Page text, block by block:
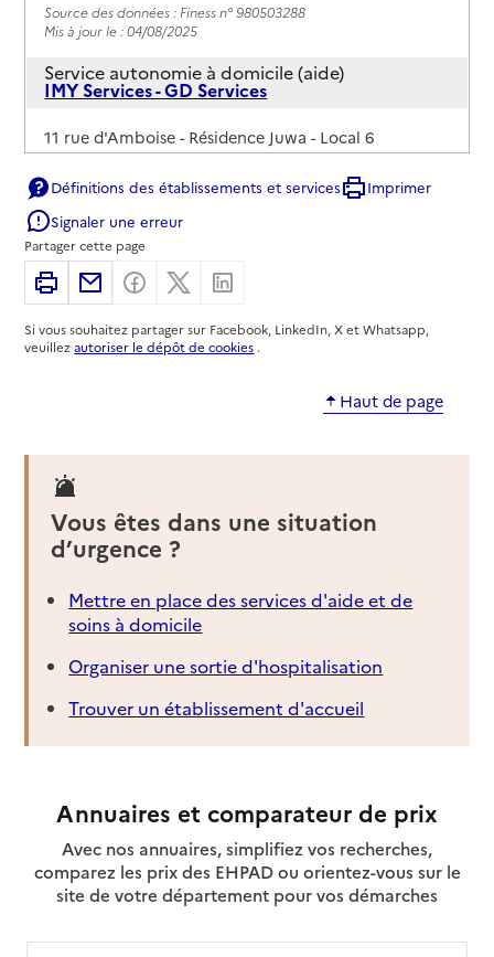
Source des données : Finess n° 980503288
Mis à jour le : 04/08/2025
Service autonomie à domicile (aide)
IMY Services - GD Services
Adresse
11 rue d'Amboise - Résidence Juwa - Local 6
02 69 61 97 92
Contact
Site internet
Rapport HAS
Source des données : Finess n° 980502108
Service autonomie à domicile (aide)
Adresse
Rue du Stade Cavani Bâtiment Manga Papaye
02 69 66 24 55
Rapport HAS
Voir la fiche
Source des données : Finess n° 980501910
Tifaki Zéma
Rue du Stade Chaufeli
97600-Mamoudzou
02 69 62 46 46
Contact
Définitions des établissements et services
Imprimer
Signaler une erreur
Partager cette page
ImprimerPartager par email
Partager sur Facebook
Partager sur X
Si vous souhaitez partager sur Facebook, LinkedIn, X et Whatsapp,
veuillezautoriser le dépôt de cookies .
Haut de page
Vous êtes dans une situation
d’urgence ?
Mettre en place des services d'aide et de
soins à domicile
Organiser une sortie d'hospitalisation
Trouver un établissement d'accueil
Annuaires et comparateur de prix
Avec nos annuaires, simplifiez vos recherches,
comparez les prix des EHPAD ou orientez-vous sur le
site de votre département pour vos démarches